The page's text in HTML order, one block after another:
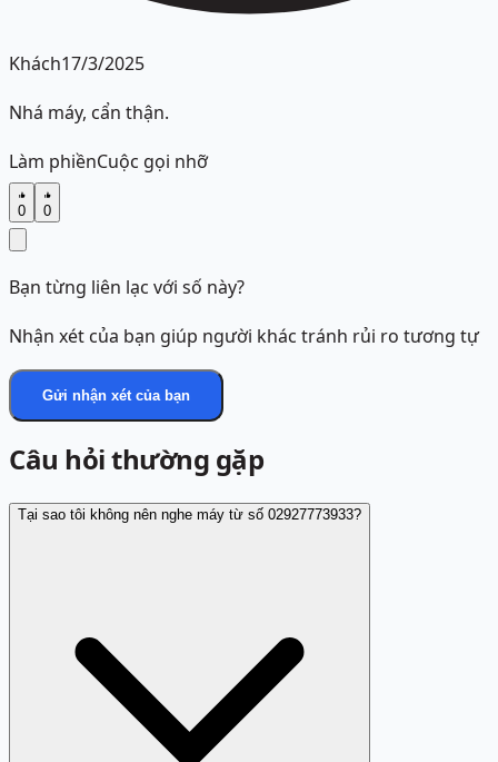
Khách17/3/2025
Nhá máy, cẩn thận.
Làm phiềnCuộc gọi nhỡ
0 0
Bạn từng liên lạc với số này?
Nhận xét của bạn giúp người khác tránh rủi ro tương tự
Gửi nhận xét của bạn
Câu hỏi thường gặp
Tại sao tôi không nên nghe máy từ số 02927773933?